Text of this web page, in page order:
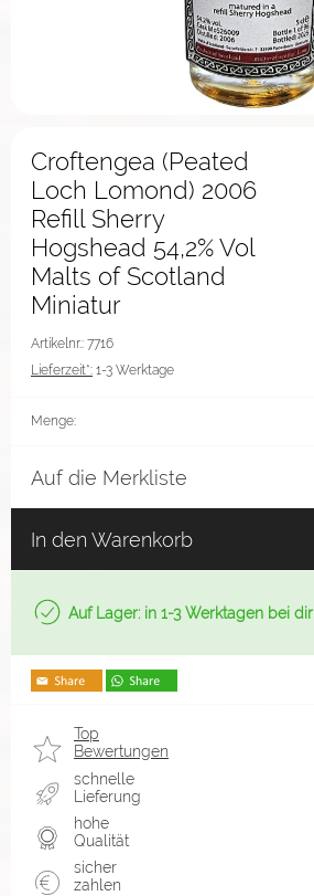
Croftengea (Peated
Loch Lomond) 2006
Refill Sherry
Hogshead 54,2% Vol
Malts of Scotland
Miniatur
Artikelnr.: 7716
Lieferzeit*: 1-3 Werktage
Menge:
Auf die Merkliste
In den Warenkorb
Auf Lager: in 1-3 Werktagen bei dir
Top
Bewertungen
schnelle
Lieferung
hohe
Qualität
sicher
zahlen